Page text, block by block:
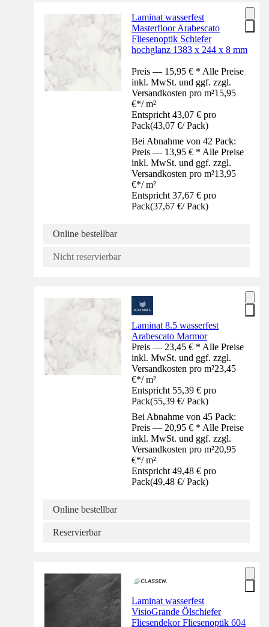
Laminat wasserfest
Masterfloor Arabescato
Fliesenoptik Schiefer
hochglanz 1383 x 244 x 8 mm
Preis — 15,95 € * Alle Preise
inkl. MwSt. und ggf. zzgl.
Versandkosten pro m²15,95
€*/ m²
Entspricht 43,07 € pro
Pack(43,07 €/ Pack)
Bei Abnahme von 42 Pack:
Preis — 13,95 € * Alle Preise
inkl. MwSt. und ggf. zzgl.
Versandkosten pro m²13,95
€*/ m²
Entspricht 37,67 € pro
Pack(37,67 €/ Pack)
Online bestellbar
Nicht reservierbar
Laminat 8.5 wasserfest
Arabescato Marmor
Preis — 23,45 € * Alle Preise
inkl. MwSt. und ggf. zzgl.
Versandkosten pro m²23,45
€*/ m²
Entspricht 55,39 € pro
Pack(55,39 €/ Pack)
Bei Abnahme von 45 Pack:
Preis — 20,95 € * Alle Preise
inkl. MwSt. und ggf. zzgl.
Versandkosten pro m²20,95
€*/ m²
Entspricht 49,48 € pro
Pack(49,48 €/ Pack)
Online bestellbar
Reservierbar
Laminat wasserfest
VisioGrande Ölschiefer
Fliesendekor Fliesenoptik 604